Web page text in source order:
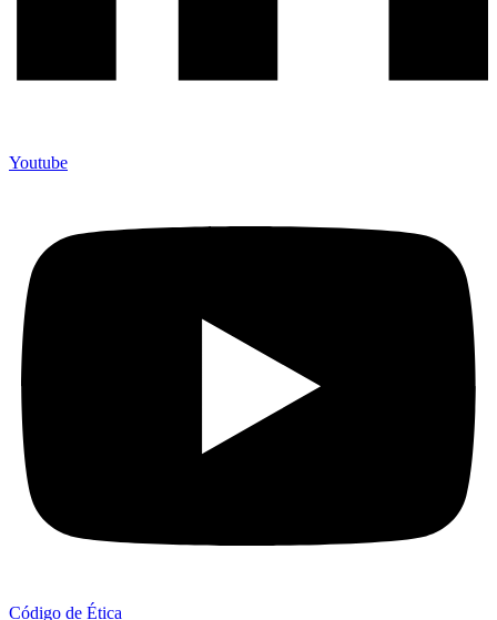
Youtube
Código de Ética